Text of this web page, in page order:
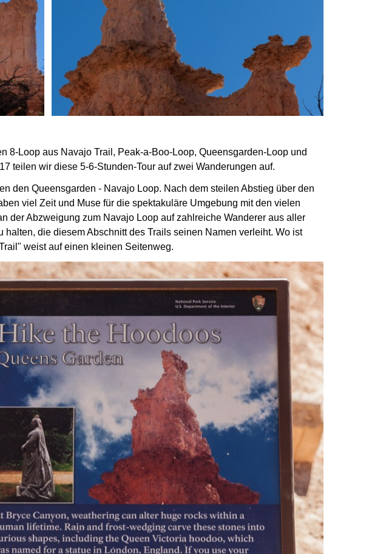
8-Loop aus Navajo Trail, Peak-a-Boo-Loop, Queensgarden-Loop und
teilen wir diese 5-6-Stunden-Tour auf zwei Wanderungen auf.
den Queensgarden - Navajo Loop. Nach dem steilen Abstieg über den
viel Zeit und Muse für die spektakuläre Umgebung mit den vielen
der Abzweigung zum Navajo Loop auf zahlreiche Wandereraus aller
halten, die diesem Abschnittdes Trails seinen Namen verleiht. Wo ist
weist auf einen kleinen Seitenweg.